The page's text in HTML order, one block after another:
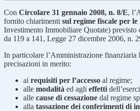
Con Circolare 31 gennaio 2008, n. 8/E,
fornito chiarimenti sul regime fiscale per
Investimento Immobiliare Quotate) previsto
da 119 a 141, Legge 27 dicembre 2006, n.
In particolare l’Amministrazione finanziaria
precisazioni in merito:
ai requisiti per l’accesso al regime;
alle modalità ed agli effetti
alle cause di cessazione dal regime
alla tassazione dei conferimenti di